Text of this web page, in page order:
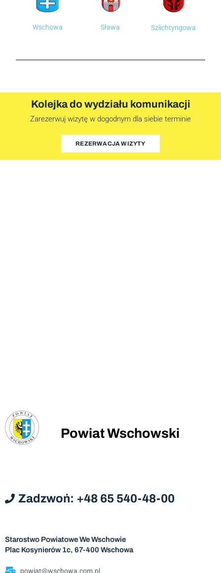
Wschowa Sława Szlichtyngowa
Kolejka do wydziału komunikacji
Zarezerwuj wizytę w dogodnym dla siebie terminie
REZERWACJA WIZYTY
Powiat Wschowski
Zadzwoń: +48 65 540-48-00
Starostwo Powiatowe We Wschowie
Plac Kosynierów 1c, 67-400 Wschowa
powiat@wschowa.com.pl